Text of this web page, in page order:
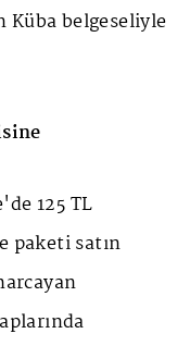
Küba belgeseliyle
125 TL
paketi satın